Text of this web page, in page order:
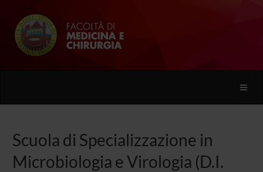
Toggle
Scuola di Specializzazione in
Microbiologia e Virologia (D.I.